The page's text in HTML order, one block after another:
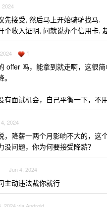
2024
先接受, 然后马上开始骑驴找马.
个收入证明, 问就说办个信用卡,
1
offer 吗，能拿到就走啊，这很简
有面试机会，自己平衡一下，不
2024
，降薪一两个月影响不大的，这
没问题，你为何要接受降薪？
Jun 4, 2024
主动违法裁你就行